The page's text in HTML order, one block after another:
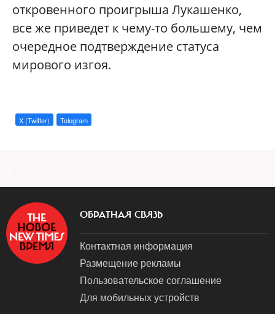
откровенного проигрыша Лукашенко,
все же приведет к чему-то большему, чем
очередное подтверждение статуса
мирового изгоя.
X (Twitter) Telegram
ОБРАТНАЯ СВЯЗЬ
Контактная информация
Размещение рекламы
Пользовательское соглашение
Для мобильных устройств